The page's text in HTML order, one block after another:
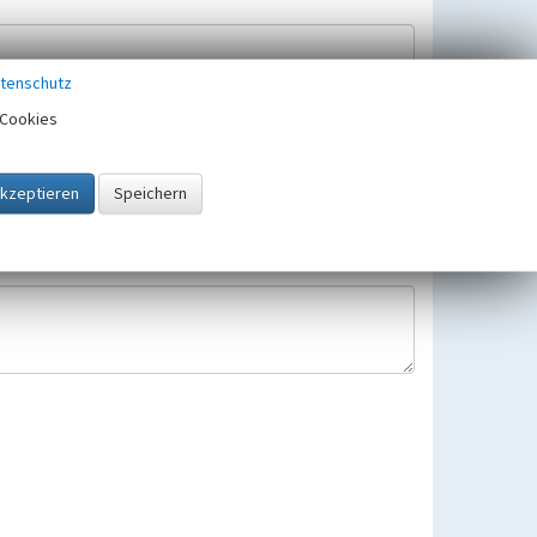
gespeichert und verwendet.
gültigen Europäischen